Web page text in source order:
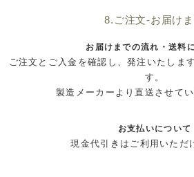
8.ご注文-お届け
お届けまでの流れ・送料
ご注文とご入金を確認し、発注いたしま
す。
製造メーカーより直送させてい
お支払いについて
現金代引きはご利用いただ